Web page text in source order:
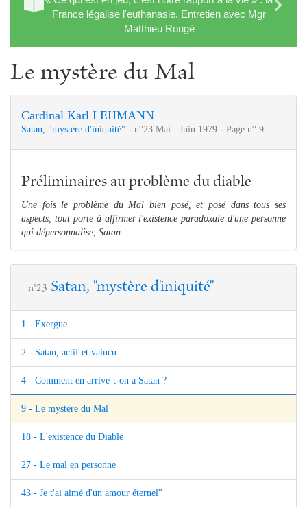
France légalise l'euthanasie. Entretien avec Mgr
Matthieu Rougé
Le mystère du Mal
Cardinal Karl LEHMANN
Satan, "mystère d'iniquité" - n°23 Mai - Juin 1979 - Page n° 9
Préliminaires au problème du diable
Une fois le problème du Mal bien posé, et posé dans tous ses
aspects, tout porte à affirmer l'existence paradoxale d'une personne
qui dépersonnalise, Satan.
n°23 Satan, "mystère d'iniquité"
1 - Exergue
2 - Satan, actif et vaincu
4 - Comment en arrive-t-on à Satan ?
9 - Le mystère du Mal
18 - L'existence du Diable
27 - Le mal en personne
43 - Je t'ai aimé d'un amour éternel"